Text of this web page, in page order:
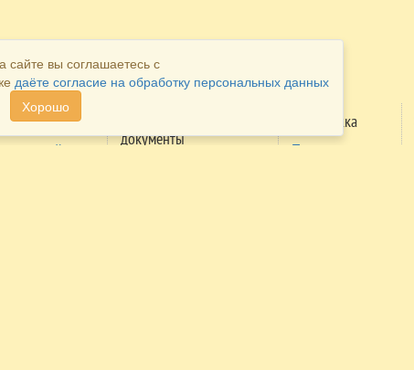
документы
Поддержка
Проверка
сайте вы соглашаетесь с
даёте согласие на обработку персональных данных
Хорошо